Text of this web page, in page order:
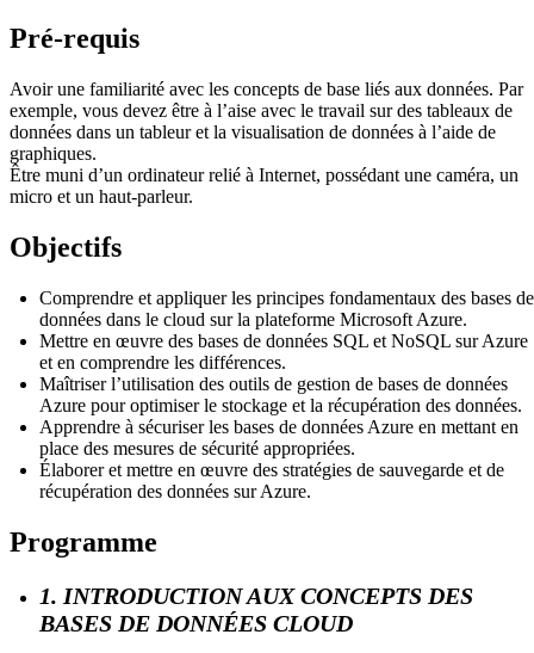
Pré-requis
Avoir une familiarité avec les concepts de base liés aux données. Par
exemple, vous devez être à l’aise avec le travail sur des tableaux de
données dans un tableur et la visualisation de données à l’aide de
graphiques.
Être muni d’un ordinateur relié à Internet, possédant une caméra, un
micro et un haut-parleur.
Objectifs
Comprendre et appliquer les principes fondamentaux des bases de
données dans le cloud sur la plateforme Microsoft Azure.
Mettre en œuvre des bases de données SQL et NoSQL sur Azure
et en comprendre les différences.
Maîtriser l’utilisation des outils de gestion de bases de données
Azure pour optimiser le stockage et la récupération des données.
Apprendre à sécuriser les bases de données Azure en mettant en
place des mesures de sécurité appropriées.
Élaborer et mettre en œuvre des stratégies de sauvegarde et de
récupération des données sur Azure.
Programme
1. INTRODUCTION AUX CONCEPTS DES
BASES DE DONNÉES CLOUD